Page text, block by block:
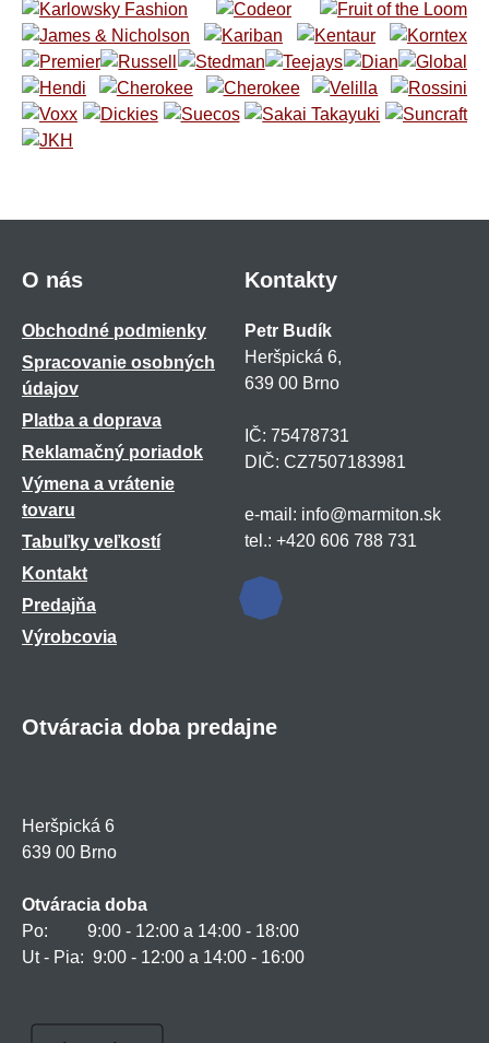
O nás
Obchodné podmienky
Spracovanie osobných
údajov
Platba a doprava
Reklamačný poriadok
Výmena a vrátenie
tovaru
Tabuľky veľkostí
Kontakt
Predajňa
Výrobcovia
Kontakty
Petr Budík
Heršpická 6,
639 00 Brno
IČ: 75478731
DIČ: CZ7507183981
e-mail: info@marmiton.sk
tel.: +420 606 788 731
Otváracia doba predajne
Heršpická 6
639 00 Brno
Otváracia doba
Po: 9:00 - 12:00 a 14:00 - 18:00
Ut - Pia: 9:00 - 12:00 a 14:00 - 16:00